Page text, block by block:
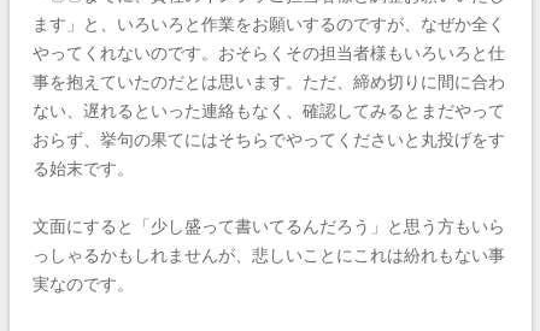
ます」と、いろいろと作業をお願いするのですが、なぜか全く
やってくれないのです。おそらくその担当者様もいろいろと仕
事を抱えていたのだとは思います。ただ、締め切りに間に合わ
ない、遅れるといった連絡もなく、確認してみるとまだやって
おらず、挙句の果てにはそちらでやってくださいと丸投げをす
る始末です。
文面にすると「少し盛って書いてるんだろう」と思う方もいら
っしゃるかもしれませんが、悲しいことにこれは紛れもない事
実なのです。